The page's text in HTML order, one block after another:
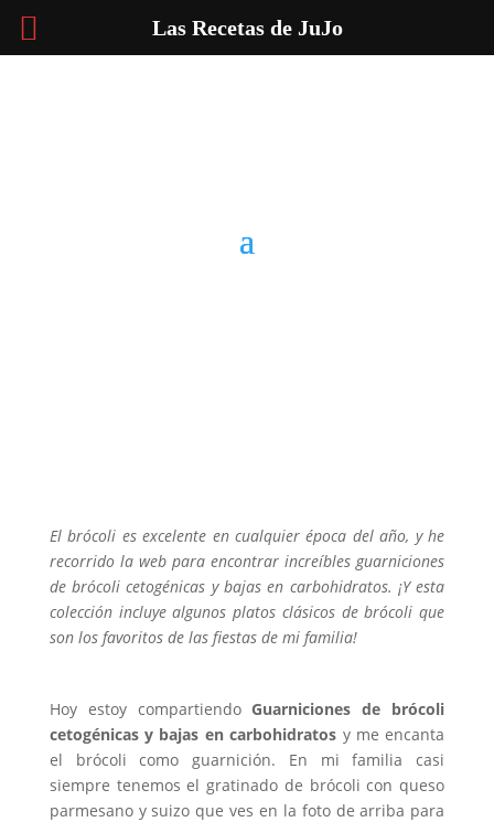
El brócoli es excelente en cualquier época del año, y he
recorrido la web para encontrar increíbles guarniciones
de brócoli cetogénicas y bajas en carbohidratos. ¡Y esta
colección incluye algunos platos clásicos de brócoli que
son los favoritos de las fiestas de mi familia!
Hoy estoy compartiendoGuarniciones de brócoli
cetogénicas y bajas en carbohidratos y me encanta
el brócoli como guarnición. En mi familia casi
siempre tenemos el gratinado de brócoli con queso
parmesano y suizo que ves en la foto de arriba para
Las Recetas de JuJo